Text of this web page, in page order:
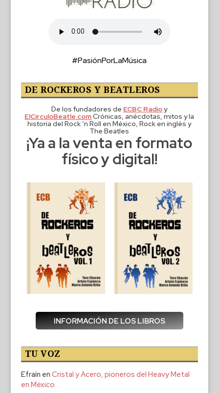
#PasiónPorLaMúsica
DE ROCKEROS Y BEATLEROS
De los fundadores de ECBC Radioy
ElCirculoBeatle.comCrónicas, anécdotas, mitos y la
historia del Rock ‘n Roll en México, Rock en inglés y
The Beatles
¡Ya a la venta en formato
físico y digital!
INFORMACIÓN DE LOS LIBROS
TU VOZ
Efraín en Cristal y Acero, pioneros del Heavy Metal
en México